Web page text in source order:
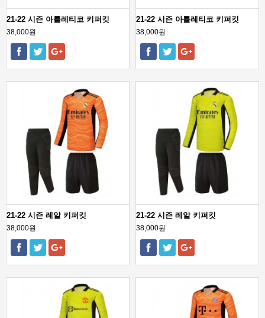
21-22 시즌 아틀레티코 키퍼킷
38,000원
21-22 시즌 아틀레티코 키퍼킷
38,000원
21-22 시즌 레알 키퍼킷
38,000원
21-22 시즌 레알 키퍼킷
38,000원